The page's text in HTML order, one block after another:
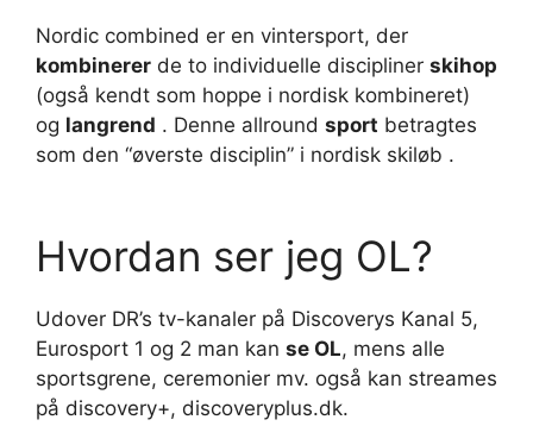
Nordic combined er en vintersport, der
kombinerer de to individuelle discipliner skihop
(også kendt som hoppe i nordisk kombineret)
og langrend . Denne allround sport betragtes
som den “øverste disciplin” i nordisk skiløb .
Hvordan ser jeg OL?
Udover DR’s tv-kanaler på Discoverys Kanal 5,
Eurosport 1 og 2 man kan se OL, mens alle
sportsgrene, ceremonier mv. også kan streames
på discovery+, discoveryplus.dk.